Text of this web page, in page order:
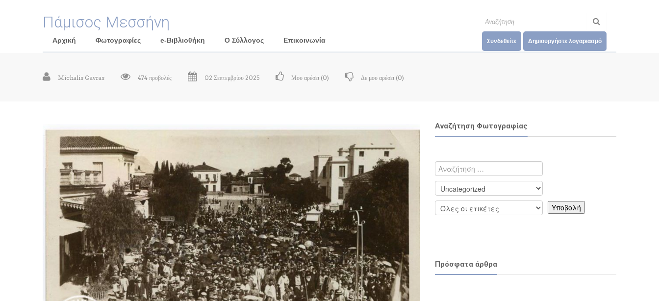
Πάμισος Μεσσήνη
Αρχική Φωτογραφίες e-Βιβλιοθήκη Ο Σύλλογος Επικοινωνία Συνδεθείτε Δημιουργήστε λογαριασμό
Michalis Gavras 474 προβολές 02 Σεπτεμβρίου 2025 Μου αρέσει (0) Δε μου αρέσει (0)
Αναζήτηση Φωτογραφίας
Πρόσφατα άρθρα